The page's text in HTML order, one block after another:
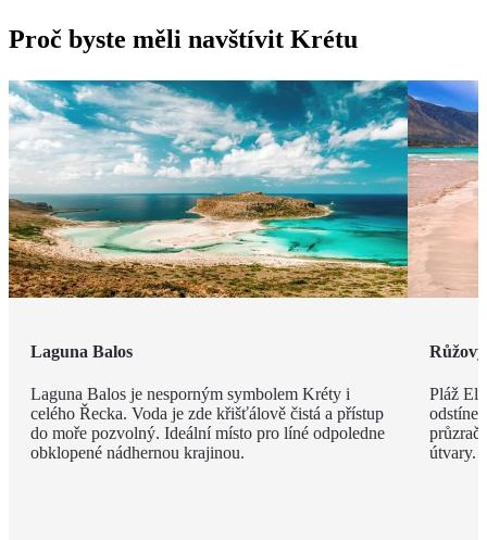
Proč byste měli navštívit Krétu
Laguna Balos
Laguna Balos je nesporným symbolem Kréty i
celého Řecka. Voda je zde křišťálově čistá a přístup
do moře pozvolný. Ideální místo pro líné odpoledne
obklopené nádhernou krajinou.
Pláž
útvary.